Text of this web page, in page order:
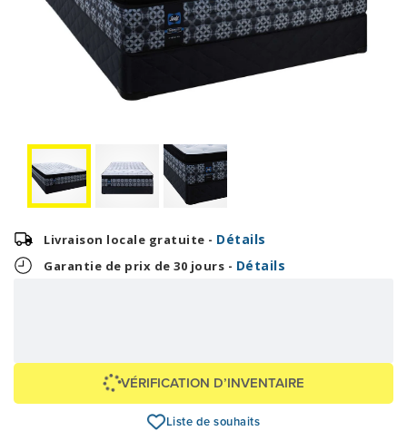
Livraison locale gratuite - Détails
Garantie de prix de 30 jours - Détails
VÉRIFICATION D’INVENTAIRE
Liste de souhaits